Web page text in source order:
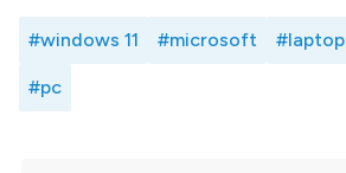
#windows 11 #microsoft #laptop
#pc